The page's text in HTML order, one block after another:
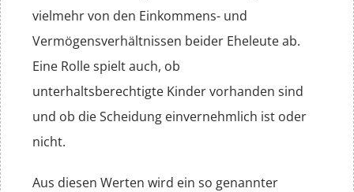
vielmehr von den Einkommens- und
Vermögensverhältnissen beider Eheleute ab.
Eine Rolle spielt auch, ob
unterhaltsberechtigte Kinder vorhanden sind
und ob die Scheidung einvernehmlich ist oder
nicht.
Aus diesen Werten wird ein so genannter